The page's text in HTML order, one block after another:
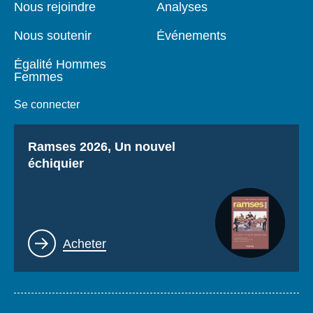
Nous rejoindre
Nous soutenir
Égalité Hommes
Femmes
Se connecter
Analyses
Événements
Titre
Ramses 2026, Un nouvel
échiquier
Lien
Acheter